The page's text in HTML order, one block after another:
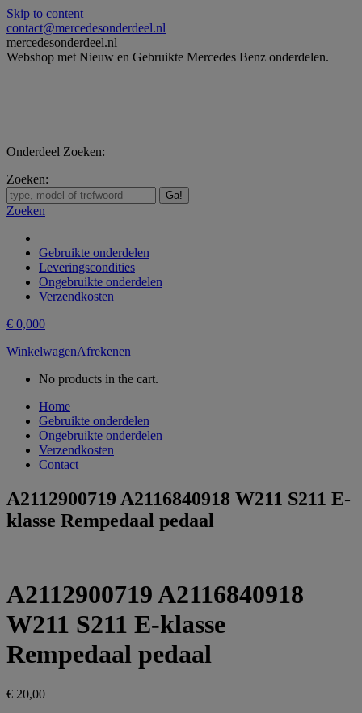
Skip to content
contact@mercedesonderdeel.nl
mercedesonderdeel.nl
Webshop met Nieuw en Gebruikte Mercedes Benz onderdelen.
Onderdeel Zoeken:
Zoeken:
Zoeken
Gebruikte onderdelen
Leveringscondities
Ongebruikte onderdelen
Verzendkosten
€ 0,000
WinkelwagenAfrekenen
No products in the cart.
Home
Gebruikte onderdelen
Ongebruikte onderdelen
Verzendkosten
Contact
A2112900719 A2116840918 W211 S211 E-
klasse Rempedaal pedaal
A2112900719 A2116840918
W211 S211 E-klasse
Rempedaal pedaal
€ 20,00